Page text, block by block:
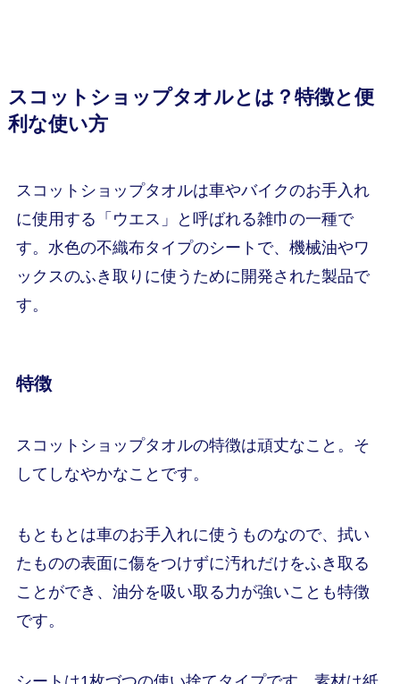
スコットショップタオルとは？特徴と便
利な使い方
スコットショップタオルは車やバイクのお手入れ
に使用する「ウエス」と呼ばれる雑巾の一種で
す。水色の不織布タイプのシートで、機械油やワ
ックスのふき取りに使うために開発された製品で
す。
特徴
スコットショップタオルの特徴は頑丈なこと。そ
してしなやかなことです。
もともとは車のお手入れに使うものなので、拭い
たものの表面に傷をつけずに汚れだけをふき取る
ことができ、油分を吸い取る力が強いことも特徴
です。